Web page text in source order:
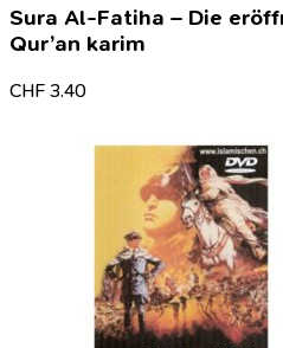
Sura Al-Fatiha – Die
Qur’an karim
CHF 3.40